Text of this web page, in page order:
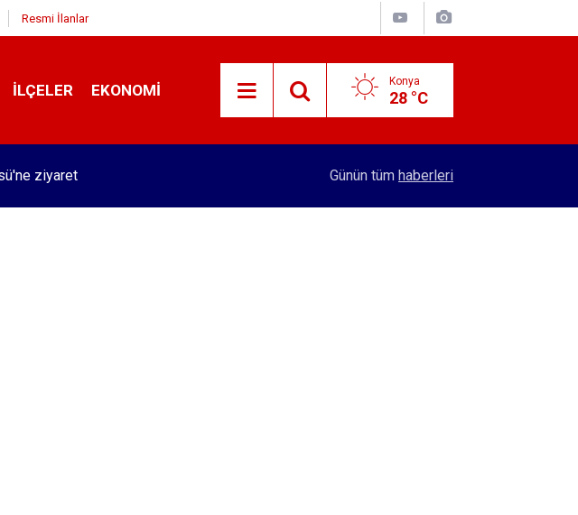
Resmi İlanlar
İLÇELER EKONOMI Konya
28 °C
Konyalı patron 70 bin TL maaşla personel
Günün tüm haberleri